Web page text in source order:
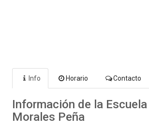
Info Horario Contacto
Información de la Escuela
Morales Peña